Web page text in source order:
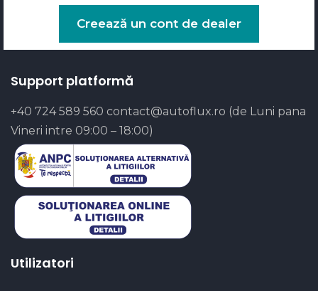
Creează un cont de dealer
Support platformă
+40 724 589 560 contact@autoflux.ro (de Luni pana
Vineri intre 09:00 – 18:00)
Utilizatori